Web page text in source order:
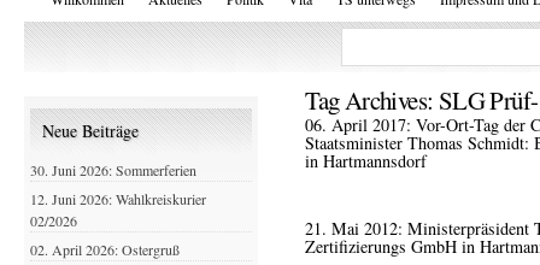
Tag Archives: SLG
06. April 2017: Vor-Ort-Tag der
Staatsminister Thomas
in Hartmannsdorf
21. Mai 2012: Ministerpräsident
Zertifizierungs GmbH in
Neue Beiträge
30. Juni 2026: Sommerferien
12. Juni 2026: Wahlkreiskurier
02/2026
02. April 2026: Ostergruß